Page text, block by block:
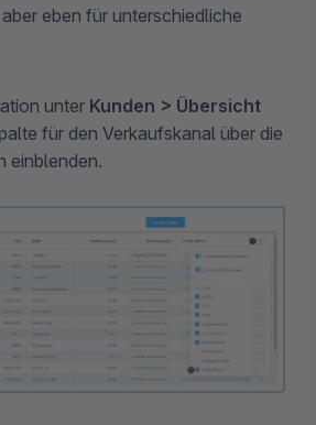
eben für unterschiedliche
unter Kunden > Übersicht
für den Verkaufskanal über die
einblenden.